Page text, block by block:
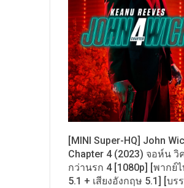
[MINI Super-HQ] John
Chapter 4 (2023) จอห์น วิ
กว่านรก 4 [1080p] [พากย์
5.1 + เสียงอังกฤษ 5.1] [บร